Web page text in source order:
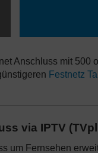
Anschluss mit 500
Festnetz
via IPTV
um Fernsehen